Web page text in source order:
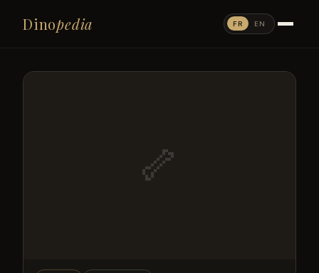
Dinopedia FR EN
🦴